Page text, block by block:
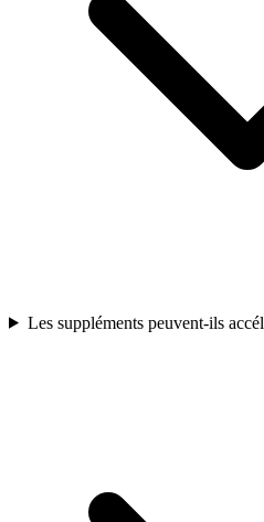
Les suppléments peuvent-ils